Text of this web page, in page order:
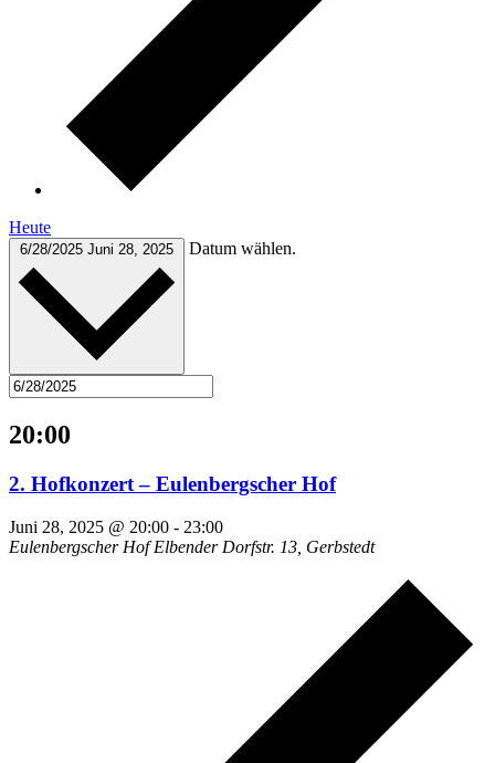
Heute
6/28/2025 Juni 28, 2025 Datum wählen.
20:00
2. Hofkonzert – Eulenbergscher Hof
Juni 28, 2025 @ 20:00 - 23:00
Eulenbergscher HofElbender Dorfstr. 13, Gerbstedt